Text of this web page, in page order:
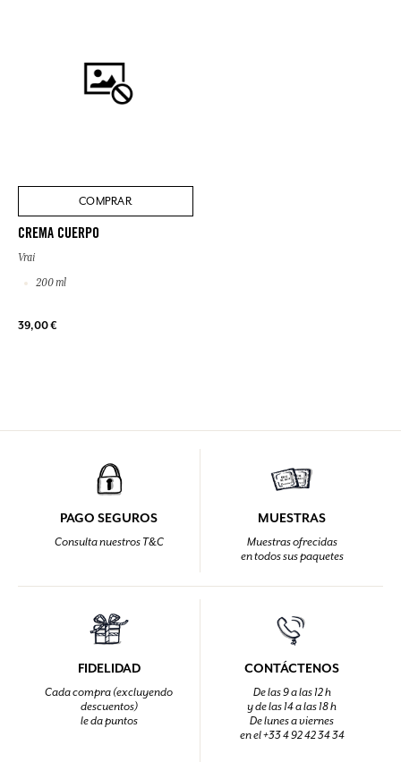
COMPRAR
CREMA CUERPO
Vrai
200 ml
39,00 €
PAGO SEGUROS
Consulta nuestros T&C
MUESTRAS
Muestras ofrecidas
en todos sus paquetes
FIDELIDAD
Cada compra (excluyendo
descuentos)
le da puntos
CONTÁCTENOS
De las 9 a las 12 h
y de las 14 a las 18 h
De lunes a viernes
en el +33 4 92 42 34 34